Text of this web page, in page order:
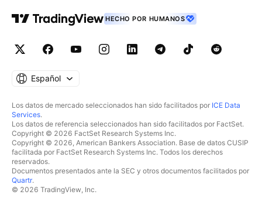
HECHO POR HUMANOS
Español
Los datos de mercado seleccionados han sido facilitados por ICE Data
Services.
Los datos de referencia seleccionados han sido facilitados por FactSet.
Copyright © 2026 FactSet Research Systems Inc.
Copyright © 2026, American Bankers Association. Base de datos CUSIP
facilitada por FactSet Research Systems Inc. Todos los derechos
reservados.
Documentos presentados ante la SEC y otros documentos facilitados por
Quartr.
© 2026 TradingView, Inc.